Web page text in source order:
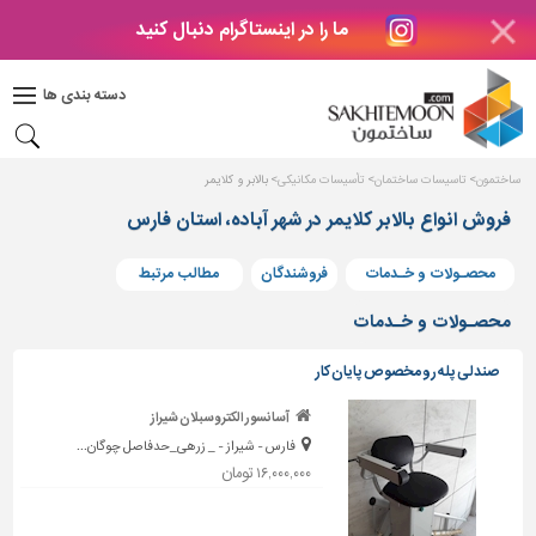
ما را در اینستاگرام دنبال کنید
دسته بندی ها
دکوراسیون
بتن
های
بتنی
و
پنجره
ساختمانی
پله،
نرده
و
حفاظ
ساختمون تاسیسات ساختمان تأسیسات مکانیکی بالابر و کلایمر
فروش انواع بالابر کلایمر در شهر آباده، استان فارس
محصـولات و خـدمات فروشندگان مطالب مرتبط
محصـولات و خـدمات
صندلی پله رو مخصوص پایان کار
آسانسور الکتروسبلان شیراز
فارس - شیراز - _ زرهی_حدفاصل چوگان...
۱۶,۰۰۰,۰۰۰ تومان